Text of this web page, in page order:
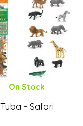
On Stock
Tuba - Safari